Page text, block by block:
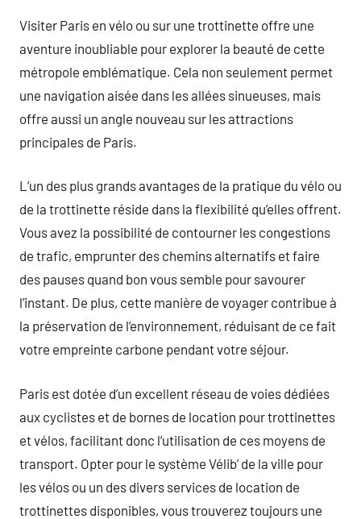
Visiter Paris en vélo ou sur une trottinette offre une
aventure inoubliable pour explorer la beauté de cette
métropole emblématique. Cela non seulement permet
une navigation aisée dans les allées sinueuses, mais
offre aussi un angle nouveau sur les attractions
principales de Paris.
L’un des plus grands avantages de la pratique du vélo ou
de la trottinette réside dans la flexibilité qu’elles offrent.
Vous avez la possibilité de contourner les congestions
de trafic, emprunter des chemins alternatifs et faire
des pauses quand bon vous semble pour savourer
l’instant. De plus, cette manière de voyager contribue à
la préservation de l’environnement, réduisant de ce fait
votre empreinte carbone pendant votre séjour.
Paris est dotée d’un excellent réseau de voies dédiées
aux cyclistes et de bornes de location pour trottinettes
et vélos, facilitant donc l’utilisation de ces moyens de
transport. Opter pour le système Vélib’ de la ville pour
les vélos ou un des divers services de location de
trottinettes disponibles, vous trouverez toujours une